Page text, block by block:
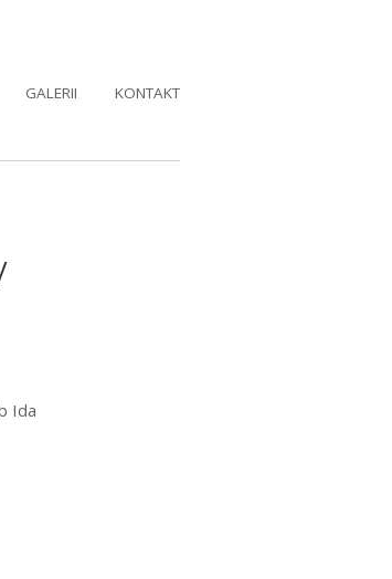
GALERII KONTAKT
Ida